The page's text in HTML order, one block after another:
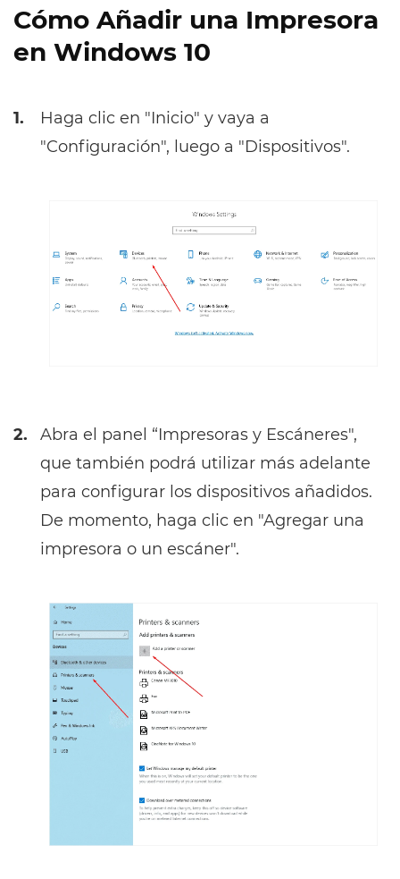
Cómo Añadir una Impresora
en Windows 10
1.
Haga clic en "Inicio" y vaya a
"Configuración", luego a "Dispositivos".
2.
Abra el panel “Impresoras y Escáneres",
que también podrá utilizar más adelante
para configurar los dispositivos añadidos.
De momento, haga clic en "Agregar una
impresora o un escáner".